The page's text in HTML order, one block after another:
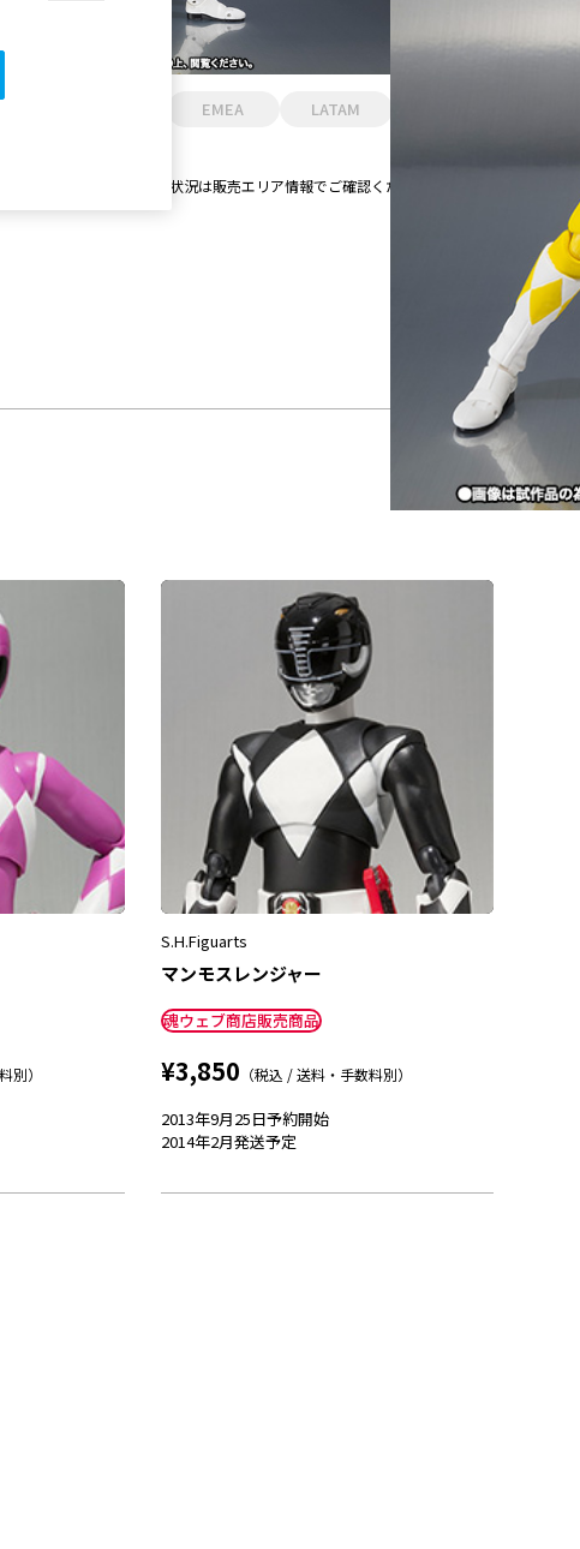
EMEA LATAM
上です。
情報です。各国での販売状況は販売エリア情報でご確認ください。
別）
S.H.Figuarts
マンモスレンジャー
魂ウェブ商店販売商品
¥3,850 （税込 / 送料・手数料別）
2013年9月25日予約開始
2014年2月発送予定